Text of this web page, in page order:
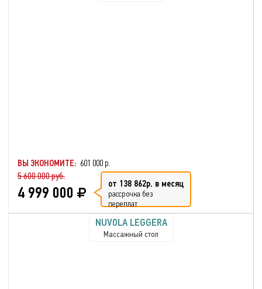
ВЫ ЭКОНОМИТЕ: 601 000 р.
5 600 000 руб.
4 999 000 от 138 862р. в месяц
рассрочка без
переплат
NUVOLA LEGGERA
Массажный стол